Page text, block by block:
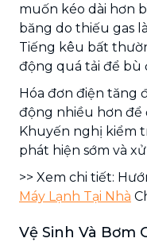
muốn kéo dài hơn
băng do thiếu gas
Tiếng kêu bất
động quá tải để bù
Hóa đơn điện tăng
động nhiều hơn để
Khuyến nghị kiểm
phát hiện sớm và
>> Xem chi tiết:
Máy Lạnh Tại Nhà
Vệ Sinh Và Bơm